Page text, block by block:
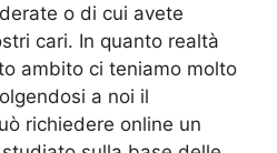
o di cui avete
cari. In quanto realtà
ambito ci teniamo molto
a noi il
richiedere online un